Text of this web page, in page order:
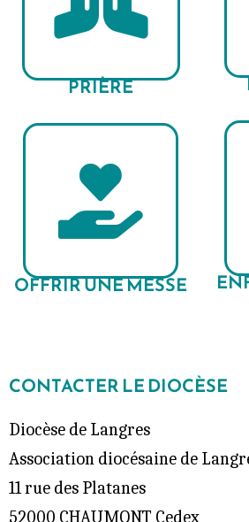
PRIÈRE
OFFRIR UNE MESSE
CONTACTER LE DIOCÈSE
Diocèse de Langres
Association diocésaine de
11 rue des Platanes
52000 CHAUMONT Cedex